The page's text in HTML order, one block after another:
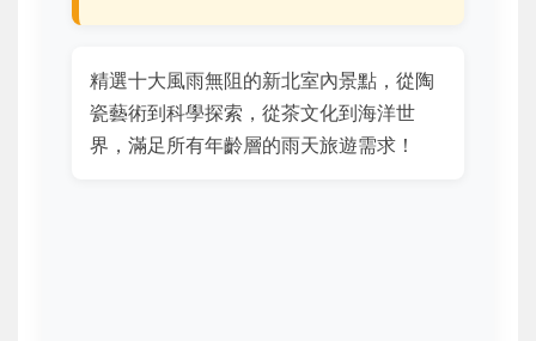
精選十大風雨無阻的新北室內景點，從陶
瓷藝術到科學探索，從茶文化到海洋世
界，滿足所有年齡層的雨天旅遊需求！